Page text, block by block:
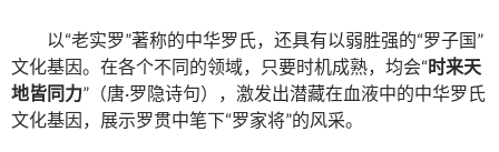
以“老实罗”著称的中华罗氏，还具有以弱胜强的“罗子国”
文化基因。在各个不同的领域，只要时机成熟，均会“时来天
地皆同力”（唐·罗隐诗句），激发出潜藏在血液中的中华罗氏
文化基因，展示罗贯中笔下“罗家将”的风采。